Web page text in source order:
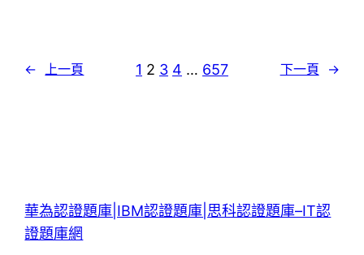
← 上一頁 1 2 3 4 … 657 下一頁 →
華為認證題庫|IBM認證題庫|思科認證題庫–IT認
證題庫網